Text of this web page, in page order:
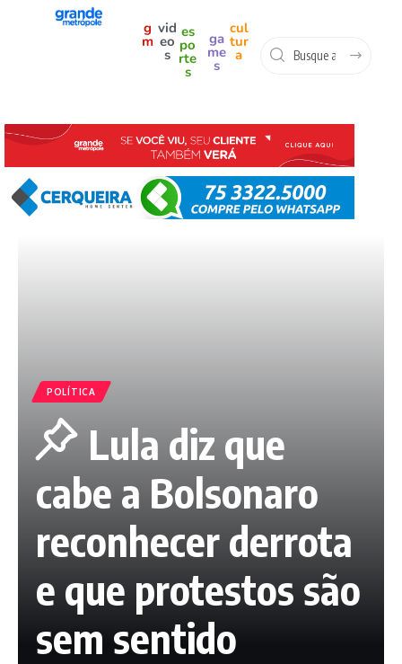
g
m
vid
eo
s
es
po
rte
s
ga
me
s
cul
tur
a
POLÍTICA
Lula diz que
cabe a Bolsonaro
reconhecer derrota
e que protestos são
sem sentido